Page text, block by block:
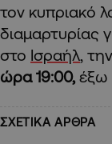
τον κυπριακό
διαμαρτυρίας
στο Ισραήλ,
ώρα 19:00, έξω
ΣΧΕΤΙΚΑ ΑΡΘΡΑ